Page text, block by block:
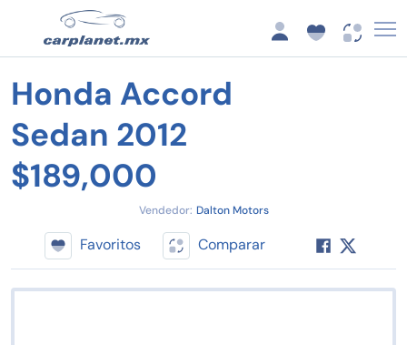
Honda Accord
Sedan 2012
$189,000
Vendedor: Dalton Motors
Favoritos Comparar